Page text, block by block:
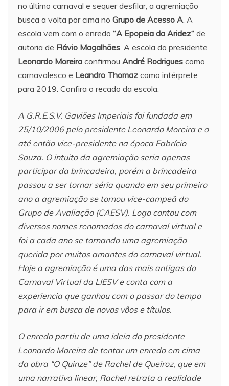
no último carnaval e sequer desfilar, a agremiação
busca a volta por cima no Grupo de Acesso A. A
escola vem com o enredo “A Epopeia da Aridez“ de
autoria de Flávio Magalhães. A escola do presidente
Leonardo Moreira confirmou André Rodrigues como
carnavalesco e Leandro Thomaz como intérprete
para 2019. Confira o recado da escola:
A G.R.E.S.V. Gaviões Imperiais foi fundada em
25/10/2006 pelo presidente Leonardo Moreira e o
até então vice-presidente na época Fabrício
Souza. O intuito da agremiação seria apenas
participar da brincadeira, porém a brincadeira
passou a ser tornar séria quando em seu primeiro
ano a agremiação se tornou vice-campeã do
Grupo de Avaliação (CAESV). Logo contou com
diversos nomes renomados do carnaval virtual e
foi a cada ano se tornando uma agremiação
querida por muitos amantes do carnaval virtual.
Hoje a agremiação é uma das mais antigas do
Carnaval Virtual da LIESV e conta com a
experiencia que ganhou com o passar do tempo
para ir em busca de novos vôos e títulos.
O enredo partiu de uma ideia do presidente
Leonardo Moreira de tentar um enredo em cima
da obra “O Quinze” de Rachel de Queiroz, que em
uma narrativa linear, Rachel retrata a realidade